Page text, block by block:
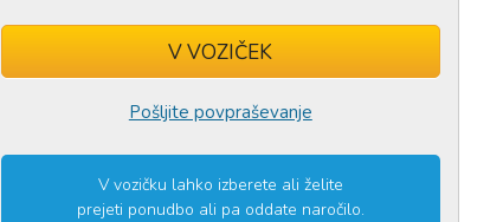
V VOZIČEK
Izdelek ste uspešno dodali v
Pošljite povpraševanje
V vozičku lahko izberete ali želite
prejeti ponudbo ali pa oddate naročilo.